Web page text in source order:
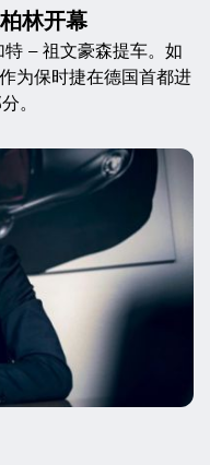
林开幕
– 祖文豪森提车。如
为保时捷在德国首都进
。